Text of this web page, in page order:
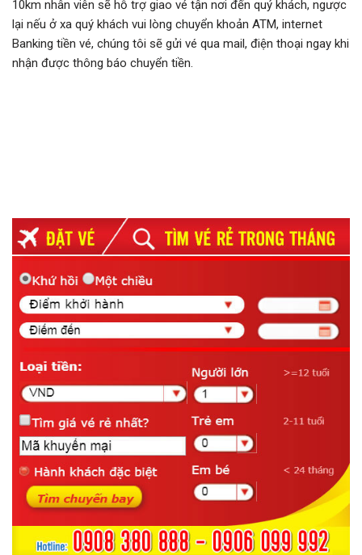
10km nhân viên sẽ hỗ trợ giao vé tận nơi đến quý khách, ngược
lại nếu ở xa quý khách vui lòng chuyển khoản ATM, internet
Banking tiền vé, chúng tôi sẽ gửi vé qua mail, điện thoại ngay khi
nhận được thông báo chuyển tiền.